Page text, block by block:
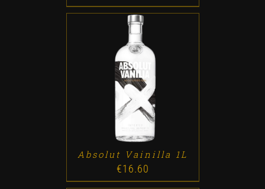
ADD TO CART /
Absolut Vainilla 1L
€16.60